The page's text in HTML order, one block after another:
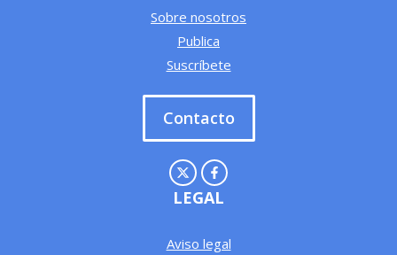
Sobre nosotros
Publica
Suscríbete
Contacto
LEGAL
Aviso legal